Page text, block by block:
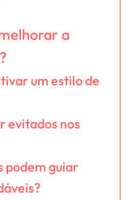
a
um estilo de
evitados nos
podem guiar